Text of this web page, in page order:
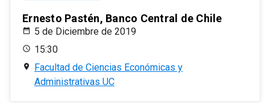
Ernesto Pastén, Banco Central de Chile
5 de Diciembre de 2019
15:30
Facultad de Ciencias Económicas y
Administrativas UC